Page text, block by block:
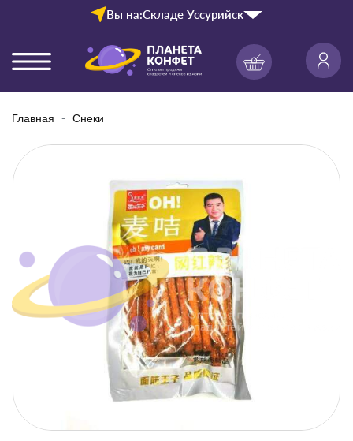
Вы на:Складе Уссурийск
Главная Снеки